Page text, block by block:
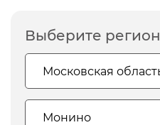
Выберите регион